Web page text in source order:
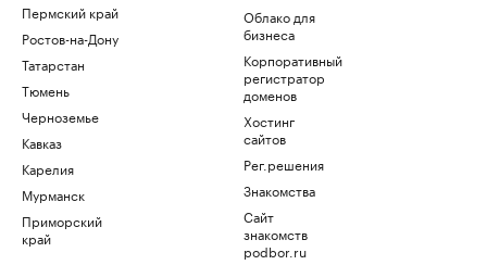
Пермский край
Ростов-на-Дону
Татарстан
Тюмень
Черноземье
Кавказ
Карелия
Мурманск
Приморский
край
Облако для
бизнеса
Корпоративный
регистратор
доменов
Хостинг
сайтов
Рег.решения
Знакомства
Сайт
знакомств
podbor.ru